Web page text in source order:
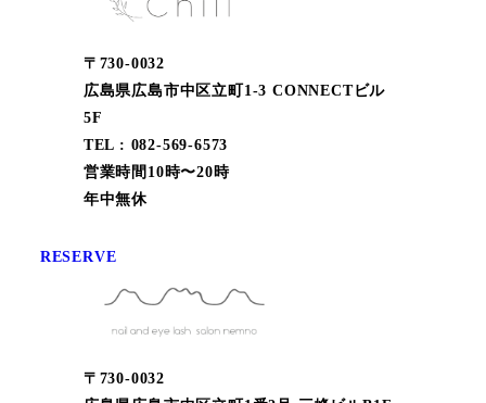
〒730-0032
広島県広島市中区立町1-3 CONNECTビル
5F
TEL : 082-569-6573
営業時間10時〜20時
年中無休
RESERVE
〒730-0032